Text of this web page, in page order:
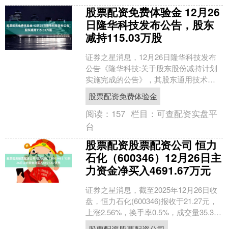
股票配资免费体验金 12月26
日隆华科技发布公告，股东
减持115.03万股
证券之星消息，12月26日隆华科技发布
公告《隆华科技:关于股东股份减持计划
实施完成的公告》，其股东通用技术集
团投资管理有限公司于2025年12月23日
至2025....
股票配资免费体验金
阅读： 157 栏目：可查配资实盘平
台
股票配资股票配资公司 恒力
石化（600346）12月26日主
力资金净买入4691.67万元
证券之星消息，截至2025年12月26日收
盘，恒力石化(600346)报收于21.27元，
上涨2.56%，换手率0.5%，成交量35.33
万手，成交额7.45亿....